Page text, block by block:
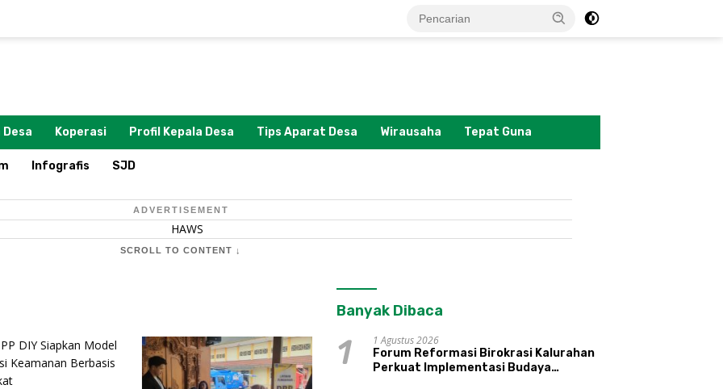
Koperasi Profil Kepala Desa Tips Aparat Desa Wirausaha Tepat Guna
Infografis SJD
ADVERTISEMENT
SCROLL TO CONTENT ↓
Banyak Dibaca
1
1 Agustus 2026
Forum Reformasi Birokrasi Kalurahan
Perkuat Implementasi Budaya